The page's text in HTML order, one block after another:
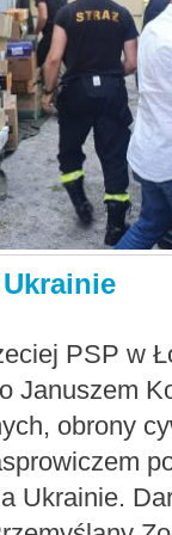
PSP w
Januszem
obrony
Ukrainie.